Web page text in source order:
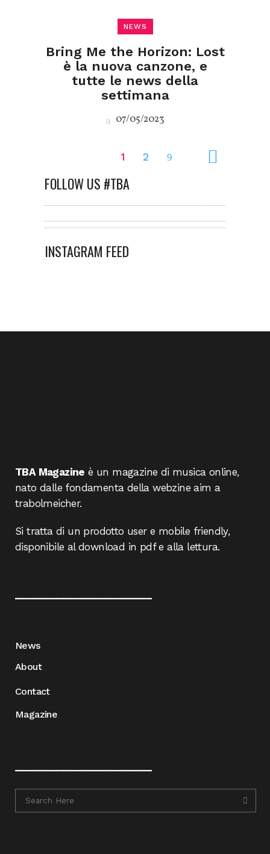
NEWS
Bring Me the Horizon: Lost
è la nuova canzone, e
tutte le news della
settimana
07/05/2023
1 2
FOLLOW US #TBA
INSTAGRAM FEED
TBA Magazine è un magazine di musica online,
nato dalle fondamenta della webzine aim a
trabolmeicher.
Si tratta di un prodotto user e mobile friendly,
disponibile al download in pdf e alla lettura.
News
About
Contact
Magazine